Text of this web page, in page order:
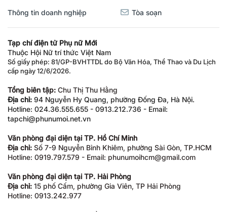
Thông tin doanh nghiệp Tòa soạn
Tạp chí điện tử Phụ nữ Mới
Thuộc Hội Nữ trí thức Việt Nam
Số giấy phép: 81/GP-BVHTTDL do Bộ Văn Hóa, Thể Thao và Du Lịch
cấp ngày 12/6/2026.
Tổng biên tập: Chu Thị Thu Hằng
Địa chỉ: 94 Nguyễn Hy Quang, phường Đống Đa, Hà Nội.
Hotline: 024.36.555.655 - 0913.212.736 - Email:
tapchi@phunumoi.net.vn
Văn phòng đại diện tại TP. Hồ Chí Minh
Địa chỉ: Số 7-9 Nguyễn Bỉnh Khiêm, phường Sài Gòn, TP.HCM
Hotline: 0919.797.579 - Email: phunumoihcm@gmail.com
Văn phòng đại diện tại TP. Hải Phòng
Địa chỉ: 15 phố Cấm, phường Gia Viên, TP Hải Phòng
Hotline: 0913.242.977